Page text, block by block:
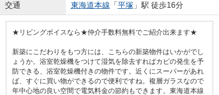
交通 東海道本線 「 平塚 」駅 徒歩16分
★リビングボイスなら★仲介手数料無料でご紹介出来ます★
新築にこだわりをもつ方には、こちらの新築物件はいかがでし
ょうか。浴室乾燥機をつけて湿気を除去すればカビの発生を予
防できる、浴室乾燥機付きの物件です。近くにスーパーがあれ
ば、すぐに買い物ができるので便利ですね。複層ガラスなので
年中心地の良い空間で電気料金の節約もできます。東海道本線